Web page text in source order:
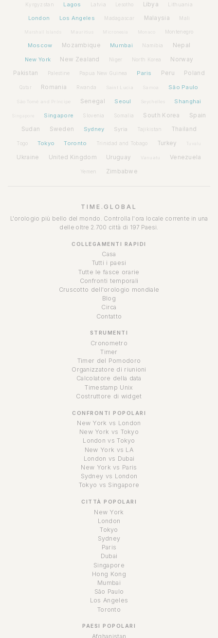
Kyrgyzstan Lagos Latvia Lesotho Libya Lithuania
London Los Angeles Madagascar Malaysia Mali
Marshall Islands Mauritius Micronesia Monaco Montenegro
Moscow Mozambique Mumbai Namibia Nepal
New York New Zealand Niger North Korea Norway
Pakistan Palestine Papua New Guinea Paris Peru Poland
Qatar Romania Rwanda Saint Lucia Samoa São Paulo
São Tomé and Príncipe Senegal Seoul Seychelles Shanghai
Singapore Slovenia Somalia South Korea Spain
Sudan Sweden Sydney Syria Tajikistan Thailand
Togo Tokyo Toronto Trinidad and Tobago Turkey Tuvalu
Ukraine United Kingdom Uruguay Vanuatu Venezuela
Yemen Zimbabwe
TIME.GLOBAL
L'orologio più bello del mondo. Controlla l'ora locale corrente in una
delle oltre 2.700 città di 197 Paesi.
COLLEGAMENTI RAPIDI
Casa
Tutti i paesi
Tutte le fasce orarie
Confronti temporali
Cruscotto dell'orologio mondiale
Blog
Circa
Contatto
STRUMENTI
Cronometro
Timer
Timer del Pomodoro
Organizzatore di riunioni
Calcolatore della data
Timestamp Unix
Costruttore di widget
CONFRONTI POPOLARI
New York vs London
New York vs Tokyo
London vs Tokyo
New York vs LA
London vs Dubai
New York vs Paris
Sydney vs London
Tokyo vs Singapore
CITTÀ POPOLARI
New York
London
Tokyo
Sydney
Paris
Dubai
Singapore
Hong Kong
Mumbai
São Paulo
Los Angeles
Toronto
PAESI POPOLARI
Afghanistan